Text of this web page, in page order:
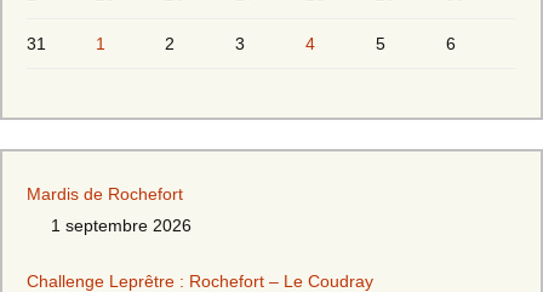
31 1 2 3 4 5 6
Mardis de Rochefort
1 septembre 2026
Challenge Leprêtre : Rochefort – Le Coudray